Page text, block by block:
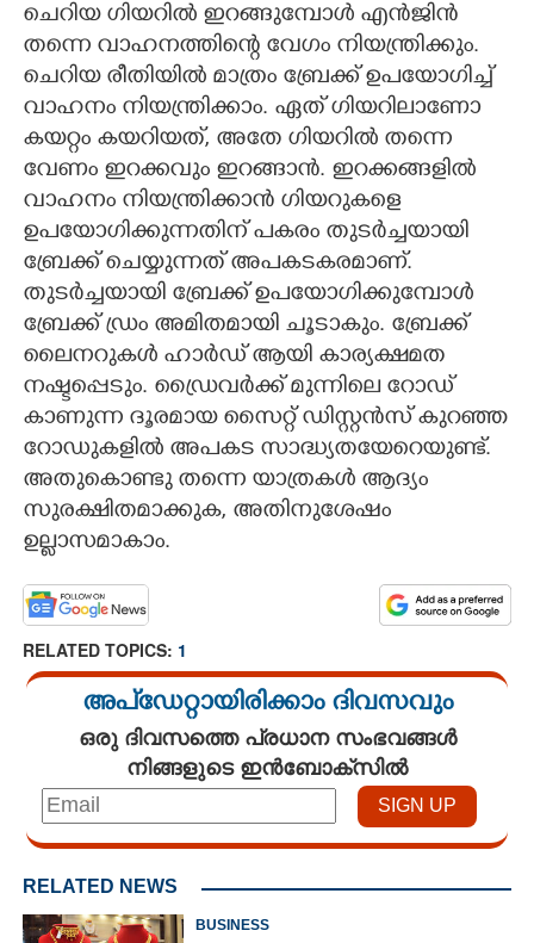
ചെറിയ ഗിയറിൽ ഇറങ്ങുമ്പോൾ എൻജിൻ
തന്നെ വാഹനത്തിന്റെ വേഗം നിയന്ത്രിക്കും.
ചെറിയ രീതിയിൽ മാത്രം ബ്രേക്ക് ഉപയോഗിച്ച്
വാഹനം നിയന്ത്രിക്കാം. ഏത് ഗിയറിലാണോ
കയറ്റം കയറിയത്, അതേ ഗിയറിൽ തന്നെ
വേണം ഇറക്കവും ഇറങ്ങാൻ. ഇറക്കങ്ങളിൽ
വാഹനം നിയന്ത്രിക്കാൻ ഗിയറുകളെ
ഉപയോഗിക്കുന്നതിന് പകരം തുടർച്ചയായി
ബ്രേക്ക് ചെയ്യുന്നത് അപകടകരമാണ്.
തുടർച്ചയായി ബ്രേക്ക് ഉപയോഗിക്കുമ്പോൾ
ബ്രേക്ക് ഡ്രം അമിതമായി ചൂടാകും. ബ്രേക്ക്
ലൈനറുകൾ ഹാർഡ് ആയി കാര്യക്ഷമത
നഷ്ടപ്പെടും. ഡ്രൈവർക്ക് മുന്നിലെ റോഡ്
കാണുന്ന ദൂരമായ സൈറ്റ് ഡിസ്റ്റൻസ് കുറഞ്ഞ
റോഡുകളിൽ അപകട സാദ്ധ്യതയേറെയുണ്ട്.
അതുകൊണ്ടു തന്നെ യാത്രകൾ ആദ്യം
സുരക്ഷിതമാക്കുക, അതിനുശേഷം
ഉല്ലാസമാകാം.
RELATED TOPICS: 1
അപ്ഡേറ്റായിരിക്കാം ദിവസവും
ഒരു ദിവസത്തെ പ്രധാന സംഭവങ്ങൾ
നിങ്ങളുടെ ഇൻബോക്സിൽ
RELATED NEWS
BUSINESS